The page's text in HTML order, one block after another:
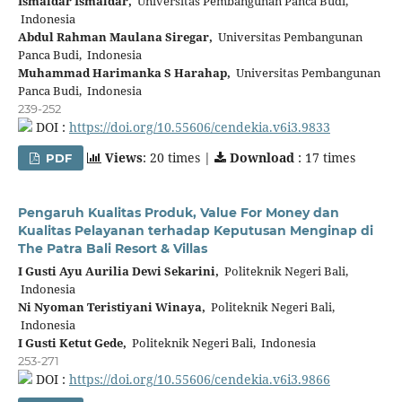
Indonesia
Abdul Rahman Maulana Siregar, Universitas Pembangunan
Panca Budi, Indonesia
Muhammad Harimanka S Harahap, Universitas Pembangunan
Panca Budi, Indonesia
239-252
DOI : https://doi.org/10.55606/cendekia.v6i3.9833
PDF Views: 20 times | Download : 17 times
Pengaruh Kualitas Produk, Value For Money dan
Kualitas Pelayanan terhadap Keputusan Menginap di
The Patra Bali Resort & Villas
I Gusti Ayu Aurilia Dewi Sekarini, Politeknik Negeri Bali,
Indonesia
Ni Nyoman Teristiyani Winaya, Politeknik Negeri Bali,
Indonesia
I Gusti Ketut Gede, Politeknik Negeri Bali, Indonesia
253-271
DOI : https://doi.org/10.55606/cendekia.v6i3.9866